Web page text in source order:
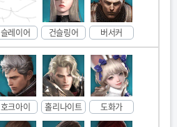
슬레이어 건슬링어 버서커
호크아이 홀리나이트 도화가